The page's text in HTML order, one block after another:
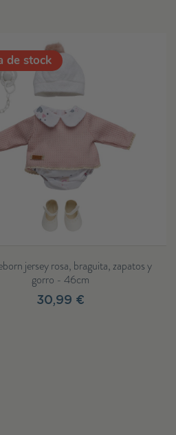
Chupete con cadena
3,50 €